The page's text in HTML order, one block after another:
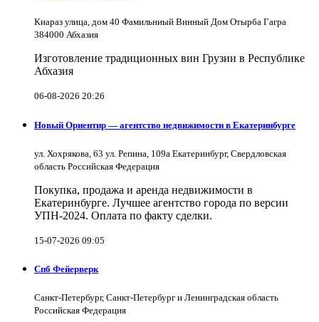
Киараз улица, дом 40 Фамильниый Винный Дом Отырба Гагра
384000 Абхазия
Изготовление традиционных вин Грузии в Республике
Абхазия
06-08-2026 20:26
Новый Ориентир — агентство недвижимости в Екатеринбурге
ул. Хохрякова, 63 ул. Репина, 109a Екатеринбург, Свердловская
область Российская Федерация
Покупка, продажа и аренда недвижимости в
Екатеринбурге. Лучшее агентство города по версии
УПН-2024. Оплата по факту сделки.
15-07-2026 09:05
Спб Фейерверк
Санкт-Петербург, Санкт-Петербург и Ленинградская область
Российская Федерация